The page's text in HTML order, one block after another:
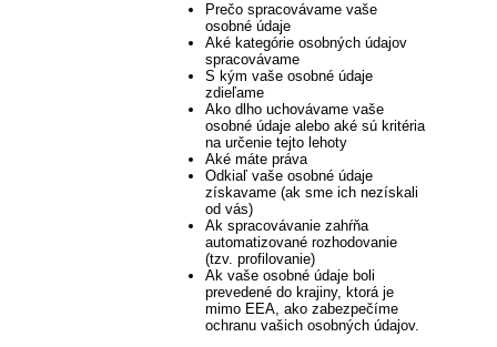
Prečo spracovávame vaše
osobné údaje
Aké kategórie osobných údajov
spracovávame
S kým vaše osobné údaje
zdieľame
Ako dlho uchovávame vaše
osobné údaje alebo aké sú kritéria
na určenie tejto lehoty
Aké máte práva
Odkiaľ vaše osobné údaje
získavame (ak sme ich nezískali
od vás)
Ak spracovávanie zahŕňa
automatizované rozhodovanie
(tzv. profilovanie)
Ak vaše osobné údaje boli
prevedené do krajiny, ktorá je
mimo EEA, ako zabezpečíme
ochranu vašich osobných údajov.